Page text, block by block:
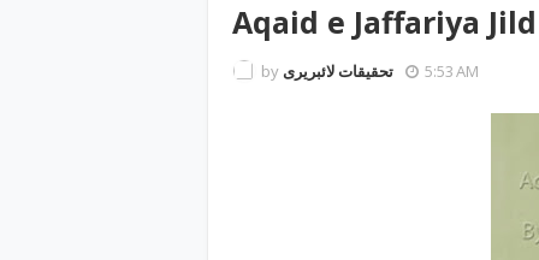
Aqaid e Jaffariya
by تحقیقات لائبریری 5:53 AM